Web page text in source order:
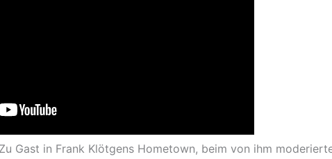
Gast in Frank Klötgens Hometown, beim von ihm